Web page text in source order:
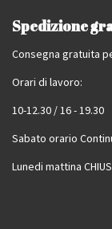
Spedizione
Consegna gratuita
Orari di lavoro:
10-12.30 / 16 - 19.30
Sabato orario
Lunedi mattina